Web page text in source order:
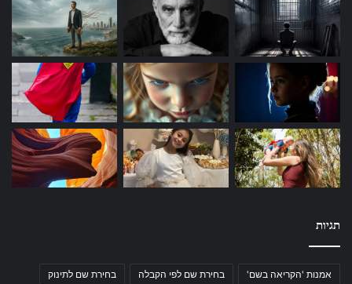
תגיות
אמנות 'הקריאה בשם' בחירת שם לפי הקבלה בחירת שם לתינוק